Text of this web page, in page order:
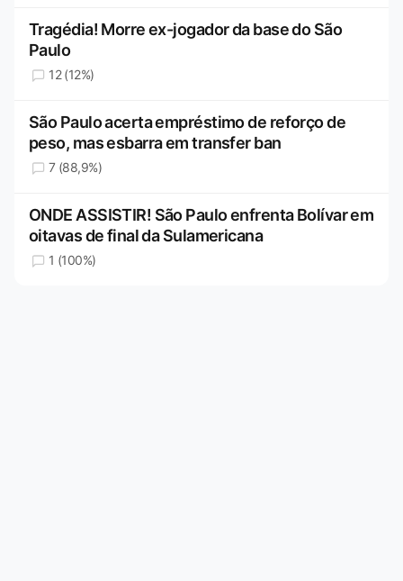
Tragédia! Morre ex-jogador da base do São
Paulo
12 (12%)
São Paulo acerta empréstimo de reforço de
peso, mas esbarra em transfer ban
7 (88,9%)
ONDE ASSISTIR! São Paulo enfrenta Bolívar em
oitavas de final da Sulamericana
1 (100%)